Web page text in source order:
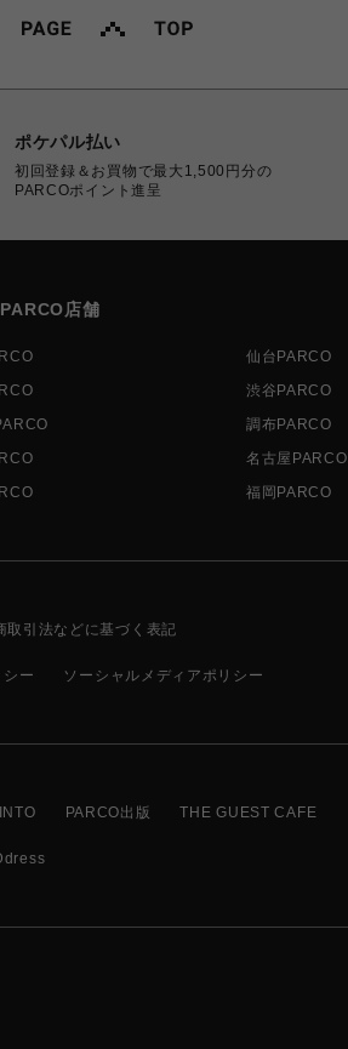
ポケパル払い
初回登録＆お買物で最大1,500円分の
PARCOポイント進呈
店舗
仙台PARCO
渋谷PARCO
調布PARCO
名古屋PARCO
福岡PARCO
取引法などに基づく表記
シー ソーシャルメディアポリシー
PARCO出版 THE GUEST CAFE